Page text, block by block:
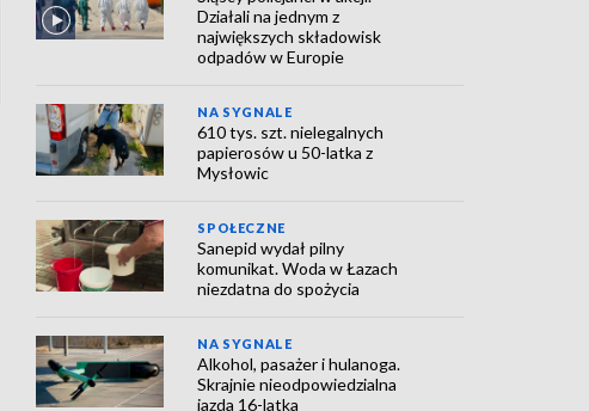
Działali na jednym z
największych składowisk
odpadów w Europie
NA SYGNALE
610 tys. szt. nielegalnych
papierosów u 50-latka z
Mysłowic
SPOŁECZNE
Sanepid wydał pilny
komunikat. Woda w Łazach
niezdatna do spożycia
NA SYGNALE
Alkohol, pasażer i hulanoga.
Skrajnie nieodpowiedzialna
jazda 16-latka